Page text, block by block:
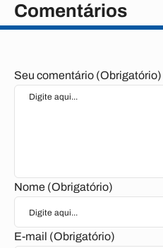
Comentários
Seu comentário (Obrigatório)
Nome (Obrigatório)
E-mail (Obrigatório)